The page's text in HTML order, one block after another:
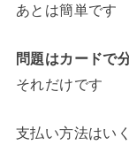
あとは簡単です
問題はカードで
それだけです
支払い方法はい